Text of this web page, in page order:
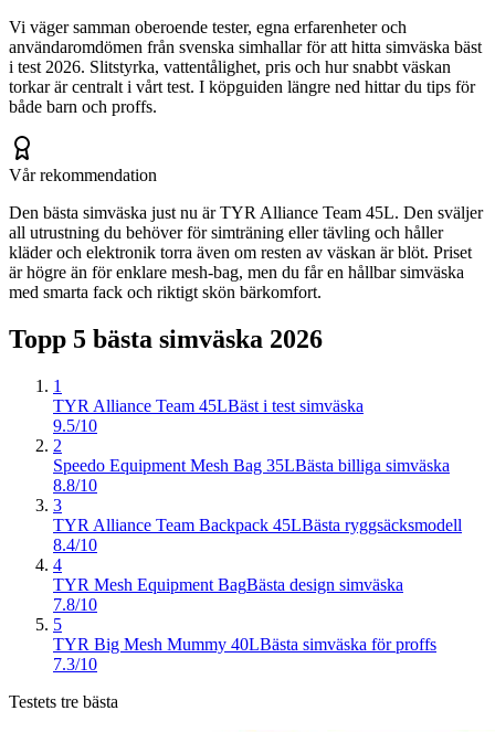
Vi väger samman oberoende tester, egna erfarenheter och
användaromdömen från svenska simhallar för att hitta simväska bäst
i test 2026. Slitstyrka, vattentålighet, pris och hur snabbt väskan
torkar är centralt i vårt test. I köpguiden längre ned hittar du tips för
både barn och proffs.
Vår rekommendation
Den bästa simväska just nu är TYR Alliance Team 45L. Den sväljer
all utrustning du behöver för simträning eller tävling och håller
kläder och elektronik torra även om resten av väskan är blöt. Priset
är högre än för enklare mesh-bag, men du får en hållbar simväska
med smarta fack och riktigt skön bärkomfort.
Topp 5 bästa simväska 2026
1
TYR Alliance Team 45LBäst i test simväska
9.5/10
2
Speedo Equipment Mesh Bag 35LBästa billiga simväska
8.8/10
3
TYR Alliance Team Backpack 45LBästa ryggsäcksmodell
8.4/10
4
TYR Mesh Equipment BagBästa design simväska
7.8/10
5
TYR Big Mesh Mummy 40LBästa simväska för proffs
7.3/10
Testets tre bästa